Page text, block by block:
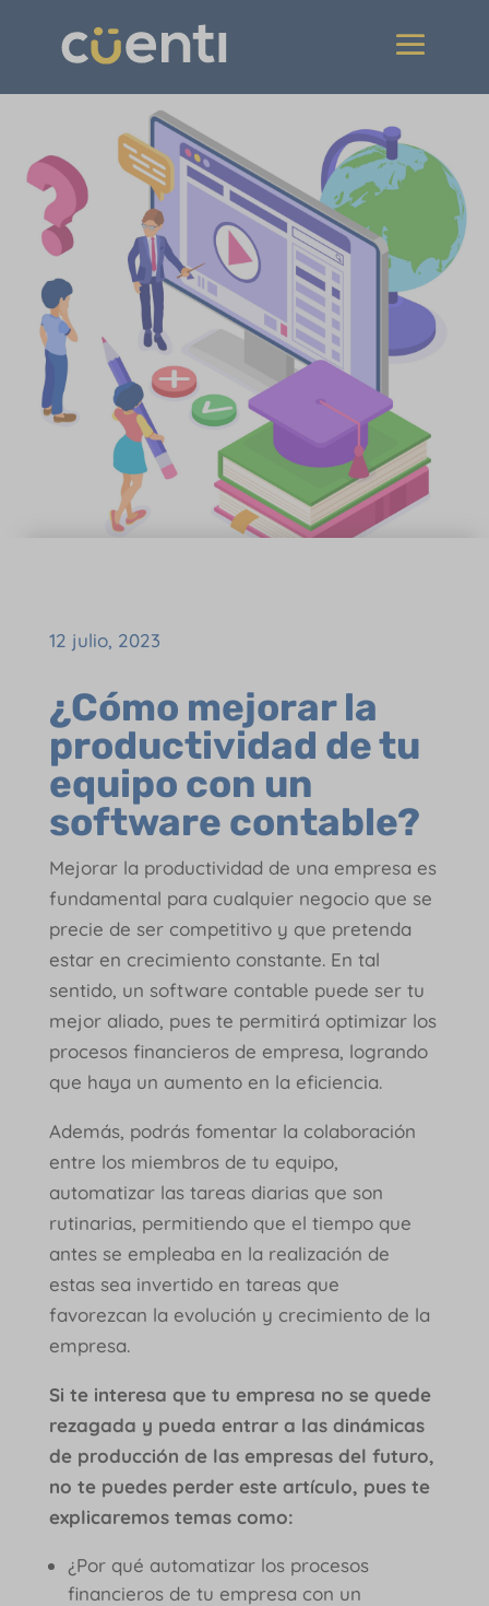
12 julio, 2023
¿Cómo mejorar la
productividad de tu
equipo con un
software contable?
Mejorar la productividad de una empresa es
fundamental para cualquier negocio que se
precie de ser competitivo y que pretenda
estar en crecimiento constante. En tal
sentido, un software contable puede ser tu
mejor aliado, pues te permitirá optimizar los
procesos financieros de empresa, logrando
que haya un aumento en la eficiencia.
Además, podrás fomentar la colaboración
entre los miembros de tu equipo,
automatizar las tareas diarias que son
rutinarias, permitiendo que el tiempo que
antes se empleaba en la realización de
estas sea invertido en tareas que
favorezcan la evolución y crecimiento de la
empresa.
Si te interesa que tu empresa no se quede
rezagada y pueda entrar a las dinámicas
de producción de las empresas del futuro,
no te puedes perder este artículo, pues te
explicaremos temas como:
¿Por qué automatizar los procesos
financieros de tu empresa con un